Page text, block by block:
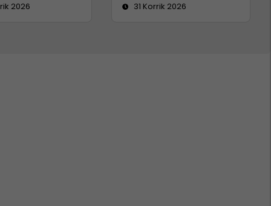
2026
31 Korrik 2026